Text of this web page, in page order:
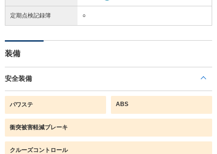
定期点検記録簿 ○
装備
安全装備
パワステ ABS
衝突被害軽減ブレーキ
クルーズコントロール